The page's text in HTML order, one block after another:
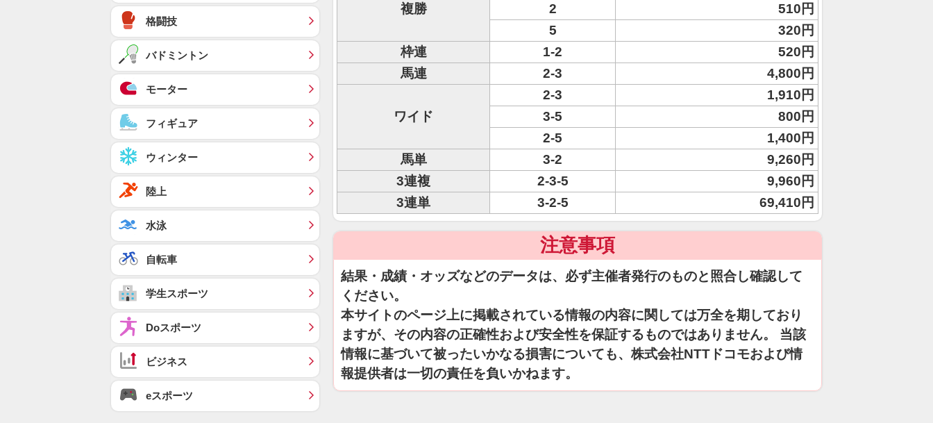
複勝
2
510円
5
320円
枠連
1-2
520円
馬連
2-3 4,800円
ワイド
2-3
1,910円
3-5
800円
2-5
1,400円
馬単
3-2
9,260円
3連複
2-3-5
9,960円
3連単
3-2-5 69,410円
注意事項
結果・成績・オッズなどのデータは、必ず主催者発行のものと照合し確認して
ください。
本サイトのページ上に掲載されている情報の内容に関しては万全を期しており
ますが、その内容の正確性および安全性を保証するものではありません。 当該
情報に基づいて被ったいかなる損害についても、株式会社NTTドコモおよび情
報提供者は一切の責任を負いかねます。
格闘技
バドミントン
モーター
フィギュア
ウィンター
陸上
水泳
自転車
学生スポーツ
Doスポーツ
ビジネス
eスポーツ